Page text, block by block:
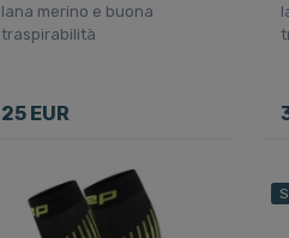
lana merino e buona
traspirabilità
25 EUR